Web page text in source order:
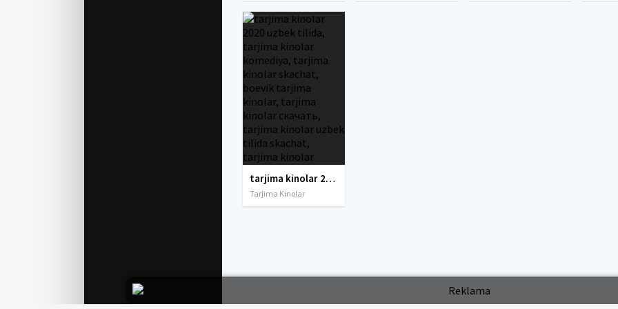
tarjima kinolar 2020 uzbek tilida, tarjima kinolar komediya, tarjima kinolar skachat, boevik tarjima kinolar, tarjima kinolar скачать, tarjima kinolar uzbek tilida skachat, tarjima kinolar saytlari, 7777.uz tarjima kinolar, tarjima kinolar skachat, t
Tarjima Kinolar